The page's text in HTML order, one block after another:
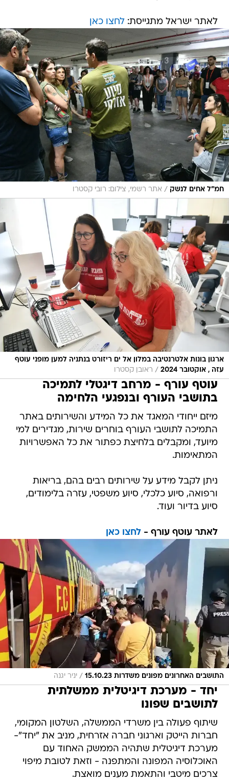
לאתר ישראל מתגייסת:לחצו כאן
חמ"ל אחים לנשק / אתר רשמי, צילום: רובי קסטרו
ארגון בונות אלטרנטיבה במלון אל ים ריזורט בנתניה למען מופני עוטף
עזה , אוקטובר 2024
/ ראובן קסטרו
עוטף עורף - מרחב דיגטלי לתמיכה
בתושבי העורף ובנפגעי הלחימה
מיזם ייחודי המאגד את כל המידע והשירותים באתר
התמיכה לתושבי העורף בוחרים שירות, מגדירים למי
מיועד, ומקבלים בלחיצת כפתור את כל האפשרויות
המתאימות.
ניתן לקבל מידע על שירותים רבים בהם, בריאות
ורפואה, סיוע כלכלי, סיוע משפטי, עזרה בלימודים,
סיוע בדיור ועוד.
לאתר עוטף עורף -לחצו כאן
התושבים האחרונים מפונים משדרות 15.10.23 / יניר יגנה
יחד - מערכת דיגיטלית ממשלתית
לתושבים שפונו
שיתוף פעולה בין משרדי הממשלה, השלטון המקומי,
חברות הייטק וארגוני חברה אזרחית, מניב את "יחד"-
מערכת דיגיטלית שתהיה הממשק האחוד עם
האוכלוסיה המפונה והמתפנה - וזאת לטובת מיפוי
צרכים מיטבי והתאמת מענים מואצת.